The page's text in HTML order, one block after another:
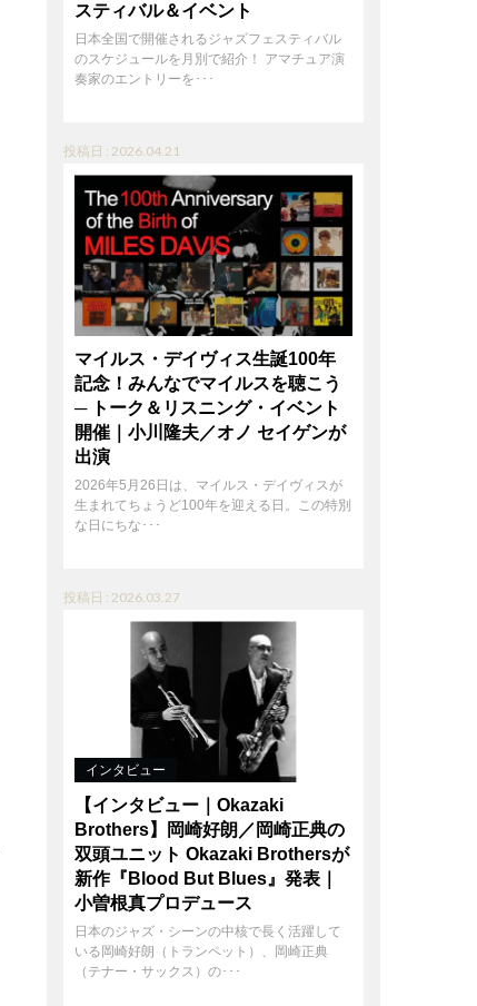
スティバル＆イベント
日本全国で開催されるジャズフェスティバル
のスケジュールを月別で紹介！ アマチュア演
奏家のエントリーを･･･
投稿日 : 2026.04.21
マイルス・デイヴィス生誕100年
記念！みんなでマイルスを聴こう
─ トーク＆リスニング・イベント
開催｜小川隆夫／オノ セイゲンが
出演
2026年5月26日は、マイルス・デイヴィスが
生まれてちょうど100年を迎える日。この特別
な日にちな･･･
投稿日 : 2026.03.27
インタビュー
【インタビュー｜Okazaki
Brothers】岡崎好朗／岡崎正典の
双頭ユニット Okazaki Brothersが
新作『Blood But Blues』発表｜
小曽根真プロデュース
日本のジャズ・シーンの中核で長く活躍して
いる岡崎好朗（トランペット）、岡崎正典
（テナー・サックス）の･･･